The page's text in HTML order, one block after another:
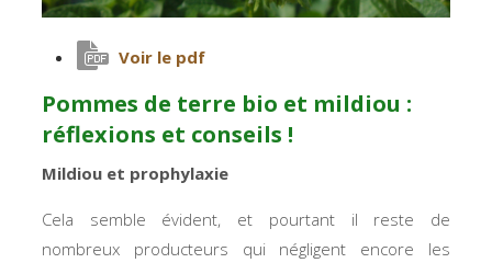
Voir le pdf
Pommes de terre bio et mildiou :
réflexions et conseils !
Mildiou et prophylaxie
Cela semble évident, et pourtant il reste de
nombreux producteurs qui négligent encore les